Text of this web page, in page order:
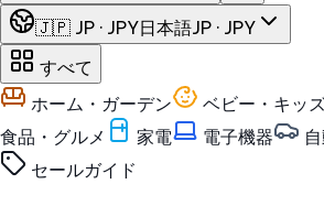
🇯🇵 JP · JPY日本語JP · JPY
すべて
ホーム・ガーデン
ベビー・キッ
食品・グルメ
家電 電子機器
セールガイド